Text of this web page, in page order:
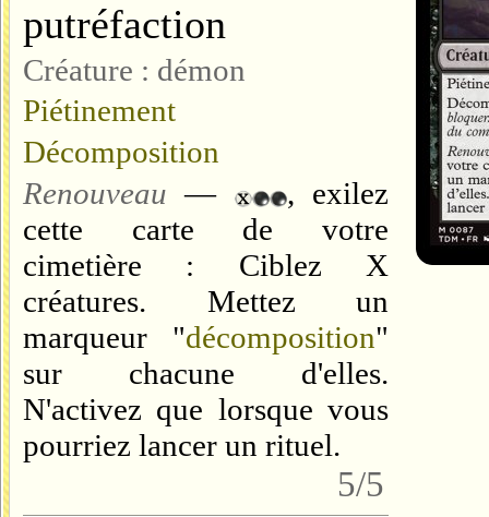
putréfaction
Créature : démon
Piétinement
Décomposition
Renouveau —
, exilez
cette carte de votre
cimetière : Ciblez X
créatures. Mettez un
marqueur "décomposition"
sur chacune d'elles.
N'activez que lorsque vous
pourriez lancer un rituel.
5/5